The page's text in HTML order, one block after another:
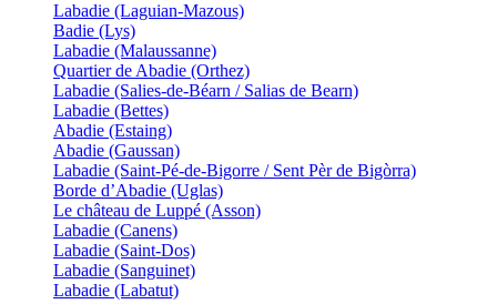
Labadie (Laguian-Mazous)
Badie (Lys)
Labadie (Malaussanne)
Quartier de Abadie (Orthez)
Labadie (Salies-de-Béarn / Salias de Bearn)
Labadie (Bettes)
Abadie (Estaing)
Abadie (Gaussan)
Labadie (Saint-Pé-de-Bigorre / Sent Pèr de Bigòrra)
Borde d’Abadie (Uglas)
Le château de Luppé (Asson)
Labadie (Canens)
Labadie (Saint-Dos)
Labadie (Sanguinet)
Labadie (Labatut)